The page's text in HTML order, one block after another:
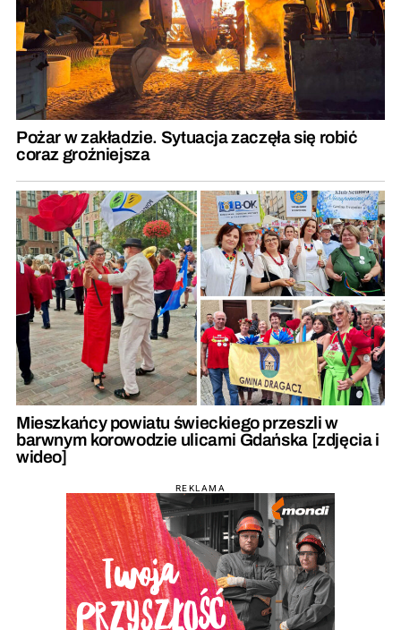
Pożar w zakładzie. Sytuacja zaczęła się robić
coraz groźniejsza
Mieszkańcy powiatu świeckiego przeszli w
barwnym korowodzie ulicami Gdańska [zdjęcia i
wideo]
REKLAMA